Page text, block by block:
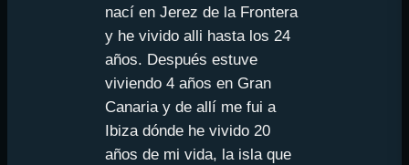
nací en Jerez de la Frontera
y he vivido alli hasta los 24
años. Después estuve
viviendo 4 años en Gran
Canaria y de allí me fui a
Ibiza dónde he vivido 20
años de mi vida, la isla que